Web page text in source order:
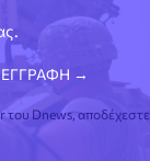
Dnews, αποδέχεστε